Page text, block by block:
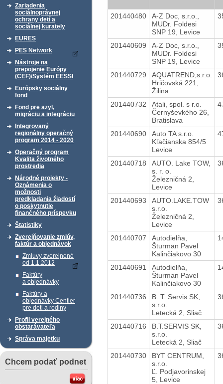
Zariadenia
sociálnoprávnej
ochrany detí a
sociálnej kurately
EURES
PES Network
Nástroje na
prepojenie Európy
(CEF)/Systém EESSI
Európsky sociálny
fond
Fond pre azyl,
migráciu a integráciu
Integrovaný
regionálny operačný
program 2014 - 2020
Operačný program
Kvalita životného
prostredia
Národné projekty -
Oznámenia o
možnosti
predkladania žiadostí
o poskytnutie
finančného príspevku
Štatistiky
Zverejňovanie zmlúv,
faktúr a objednávok
Zmluvy zverejnené
od 1.1.2012
Faktúry
a objednávky
Faktúry a
objednávky Centier
pre deti a rodiny
Profil verejného
obstarávateľa
Správa majetku
Chcem podať podnet
201440480
A-Z Doc, s.r.o.,
MUDr. Foldesi
SNP 19, Levice
201440609
A-Z Doc, s.r.o.,
MUDr. Foldesi
SNP 19, Levice
201440729
AQUATREND,s.r.o.
Hričovská 221,
Žilina
201440732
Atali, spol. s r.o.
Černyševkého 26,
Bratislava
201440690
Auto TA s.r.o.
Kľačianska 854/5
Levice
201440718
AUTO. Lake TOW,
s. r. o.
Železničná 2,
Levice
201440693
AUTO.LAKE.TOW
s.r.o.
Železničná 2,
Levice
201440707
Autodielňa,
Šturman Pavel
Kalinčiakovo 30
201440691
Autodielňa,
Šturman Pavel
Kalinčiakovo 30
201440736
B. T. Servis SK,
s.r.o.
Letecká 2, Sliač
201440716
B.T.SERVIS SK,
s.r.o.
Letecká 2, Sliač
201440730
BYT CENTRUM,
s.r.o.
Ľ. Podjavorinskej
5, Levice